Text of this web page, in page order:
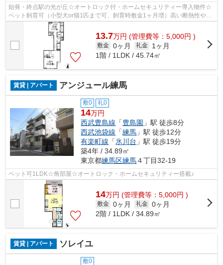
始発・終点駅の光が丘☆オートロック付・ホームセキュリティー導入物件☆
ペット飼育可（小型犬or猫1匹まで可、飼育時敷金1ヶ月増）高い断熱性や高
性能省エネ設備搭載の物件です！
13.7万円 (管理費等：5,000円 )
敷金 0ヶ月 礼金
1ヶ月
1階 / 1LDK / 45.74㎡
賃貸 | アパート アンジュール練馬
敷0 礼0
14万円
西武豊島線 「豊島園 」駅 徒歩8分
西武池袋線 「練馬 」駅 徒歩12分
有楽町線 「氷川台 」駅 徒歩19分
築4年 / 34.89㎡
東京都練馬区練馬４丁目32-19
ペット可1LDK☆角部屋☆オートロック・ホームセキュリティー搭載♪
14万円 (管理費等：5,000円 )
敷金 0ヶ月 礼金 0ヶ月
2階 / 1LDK / 34.89㎡
賃貸 | アパート ソレイユ
敷0